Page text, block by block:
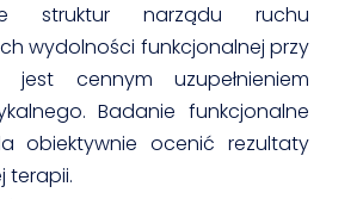
struktur narządu ruchu
wydolności funkcjonalnej przy
jest cennym uzupełnieniem
Badanie funkcjonalne
obiektywnie ocenić rezultaty
terapii.